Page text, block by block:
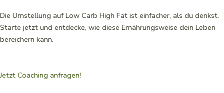
Die Umstellung auf Low Carb High Fat ist einfacher, als du denkst.
Starte jetzt und entdecke, wie diese Ernährungsweise dein Leben
bereichern kann.
Jetzt Coaching anfragen!